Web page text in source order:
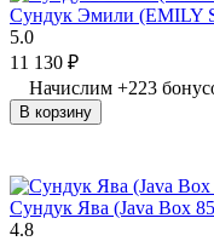
Сундук Эмили (EMILY
5.0
11 130 ₽
Начислим +223
В корзину
Сундук Ява (Java Box
4.8